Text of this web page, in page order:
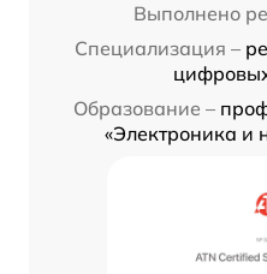
Выполнено
Специализация –
Образование –
«Электроника и